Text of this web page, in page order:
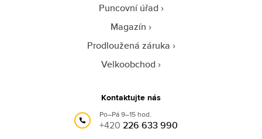
Puncovní úřad
Magazín
Prodloužená záruka
Velkoobchod
Kontaktujte nás
Po–Pá 9–15 hod.
+420 226 633 990